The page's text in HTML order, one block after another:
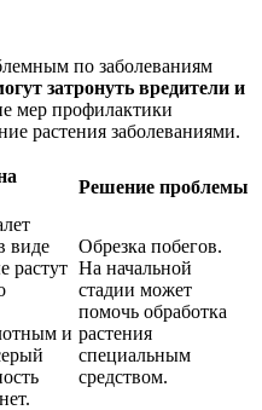
по заболеваниям
затронуть вредители и
мер профилактики
растения заболеваниями.
Решение проблемы
виде
растут
и
Обрезка побегов.
На начальной
стадии может
помочь обработка
растения
специальным
средством.